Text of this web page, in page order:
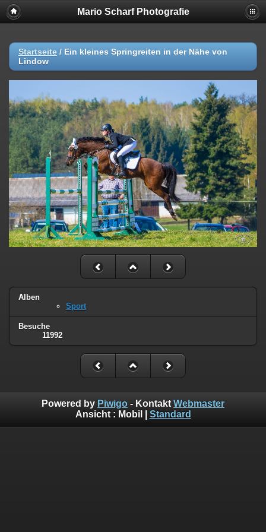
Mario Scharf Photografie
Startseite / Ein kleines Springreiten in der Nähe von
Lindow
Alben
Sport
Besuche
11992
Powered by Piwigo - Kontakt Webmaster
Ansicht : Mobil Standard